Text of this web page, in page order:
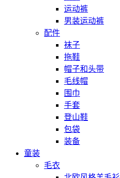
运动裤
男装运动裤
配件
袜子
拖鞋
帽子和头带
毛线帽
围巾
手套
登山鞋
包袋
装备
童装
毛衣